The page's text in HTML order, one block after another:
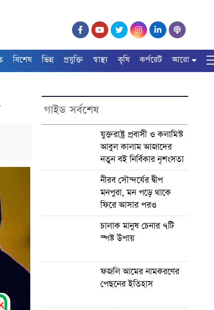
বিশেষ ভিন্ন প্রযুক্তি স্বাস্থ্য কৃষি কর্পরেট আরো
গাইড সর্বশেষ
যুক্তরাষ্ট্র প্রবাসী ও কলামিস্ট
আবুল কালাম আজাদের
নতুন বই নির্বিকার নৃশংসতা
নীরব সৌন্দর্যের দ্বীপ
মনপুরা, মন পড়ে থাকে
ফিরে আসার পরও
চালাক মানুষ চেনার ৭টি
স্পষ্ট উপায়
ফজলি আমের নামকরণের
পেছনের ইতিহাস